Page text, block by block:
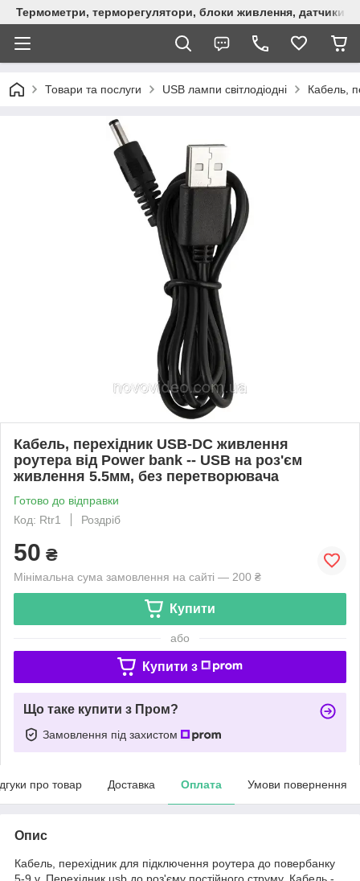
Термометри, терморегулятори, блоки живлення, датчики,
Товари та послуги USB лампи світлодіодні Кабель,
Кабель, перехідник USB-DC живлення
роутера від Power bank -- USB на роз'єм
живлення 5.5мм, без перетворювача
Готово до відправки
Код: Rtr1
Роздріб
50 ₴
Мінімальна сума замовлення на сайті — 200 ₴
Купити
або
Купити з
Що таке купити з Пром?
Замовлення під захистом
про товар Доставка Оплата Умови повернення
Опис
Кабель, перехідник для підключення роутера до повербанку
5-9 v. Перехідник usb до роз'єму постійного струму. Кабель -